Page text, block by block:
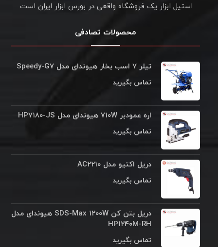
استیل ابزار یک فروشگاه واقعی در بورس ابزار ایران است.
محصولات تصادفی
تیلر ۷ اسب بخار هیوندای مدل Speedy-G۷
تماس بگیرید
اره عمودبر ۷۱۰W هیوندای مدل HP۷۱۸۰-JS
تماس بگیرید
دريل اکتيو مدل AC۲۲۱۰
تماس بگیرید
دریل بتن کن SDS-Max ۱۲۰۰W هیوندای مدل
HP۱۲۴۰M-RH
تماس بگیرید